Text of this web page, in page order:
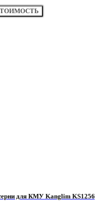
для КМУ Kanglim KS1256